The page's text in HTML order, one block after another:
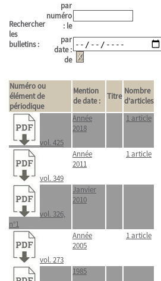
Rechercher
les
bulletins :
par
numéro
: le
par
date :
de
Numéro ou
élément de
périodique
Mention
de date :
Titre
Nombre
d'articles
vol. 425
Année
2018
1 article
vol. 349
Année
2011
1 article
vol. 326,
n°1
Janvier
2010
vol. 273
Année
2005
1 article
1985